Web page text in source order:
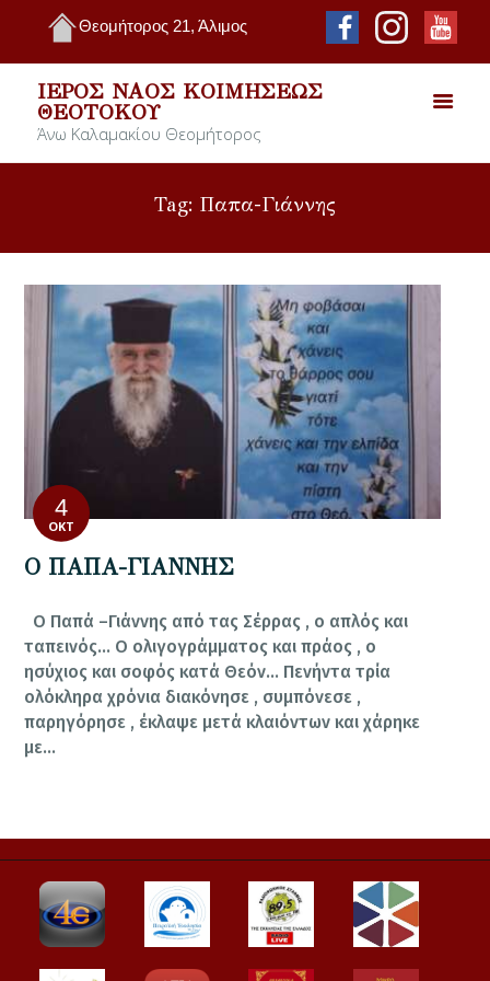
Θεομήτορος 21, Άλιμος
ΙΕΡΌΣ ΝΑΌΣ ΚΟΙΜΉΣΕΩΣ
ΘΕΟΤΌΚΟΥ
Άνω Καλαμακίου Θεομήτορος
Tag: Παπα-Γιάννης
4
ΟΚΤ
Ο ΠΑΠΑ-ΓΙΑΝΝΗΣ
Ο Παπά –Γιάννης από τας Σέρρας , ο απλός και
ταπεινός… Ο ολιγογράμματος και πράος , ο
ησύχιος και σοφός κατά Θεόν… Πενήντα τρία
ολόκληρα χρόνια διακόνησε , συμπόνεσε ,
παρηγόρησε , έκλαψε μετά κλαιόντων και χάρηκε
με…